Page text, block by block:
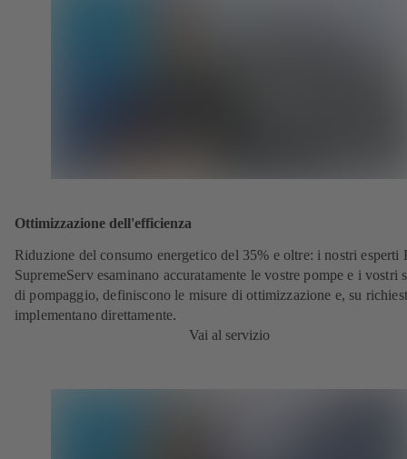
Ottimizzazione dell'efficienza
Riduzione del consumo energetico del 35% e oltre: i nostri esperti
SupremeServ esaminano accuratamente le vostre pompe e i vostri
di pompaggio, definiscono le misure di ottimizzazione e, su
implementano direttamente.
Vai al servizio